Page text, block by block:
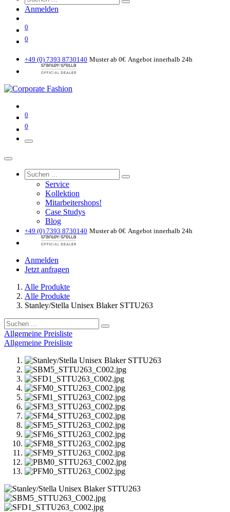
Anmelden
0
0
+49 (0) 7393 8730140 Muster ab 0€ Angebot innerhalb 24h
0
0
Service
Kollektion
Mitarbeitershops!
Case Studys
Blog
+49 (0) 7393 8730140 Muster ab 0€ Angebot innerhalb 24h
Anmelden
Jetzt anfragen
Alle Produkte
Alle Produkte
Stanley/Stella Unisex Blaker STTU263
Allgemeine Preisliste
Allgemeine Preisliste